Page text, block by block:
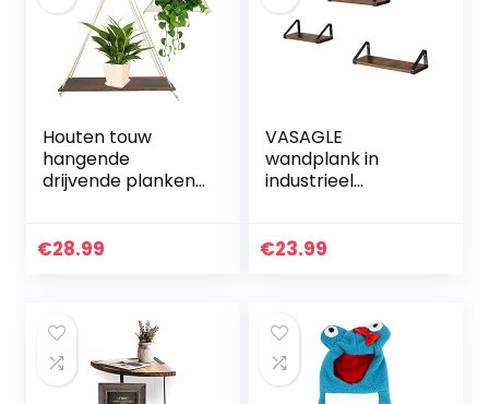
Houten touw
hangende
drijvende planken
plank, muur
€28.99
VASAGLE
wandplank in
industrieel
set van 3,
voor…
€23.99